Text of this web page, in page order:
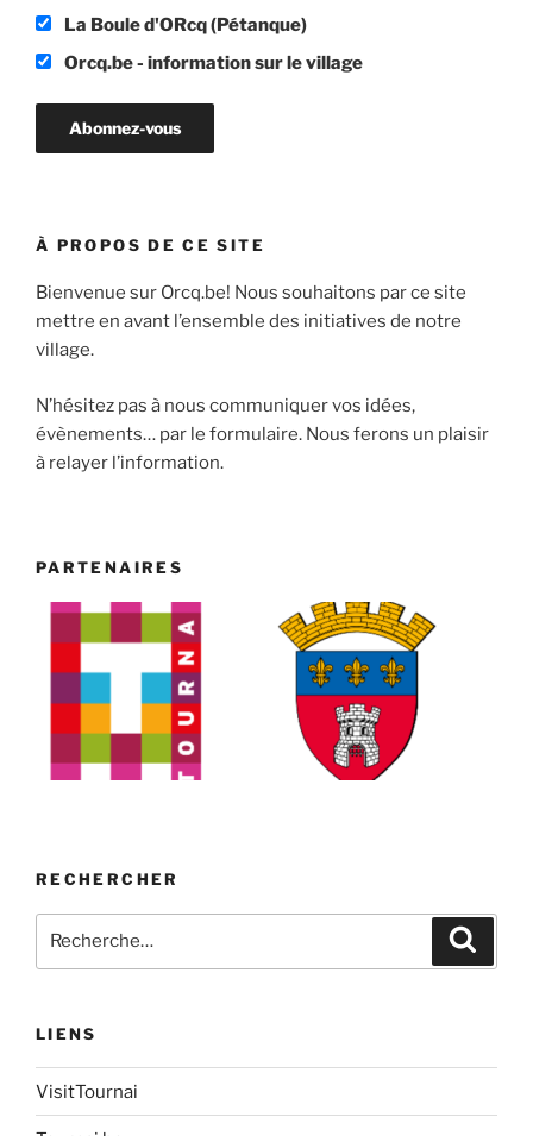
La Boule d'ORcq (Pétanque)
Orcq.be - information sur le village
À PROPOS DE CE SITE
Bienvenue sur Orcq.be! Nous souhaitons par ce site
mettre en avant l’ensemble des initiatives de notre
village.
N’hésitez pas à nous communiquer vos idées,
évènements… par le formulaire. Nous ferons un plaisir
à relayer l’information.
PARTENAIRES
RECHERCHER
pour
LIENS
VisitTournai